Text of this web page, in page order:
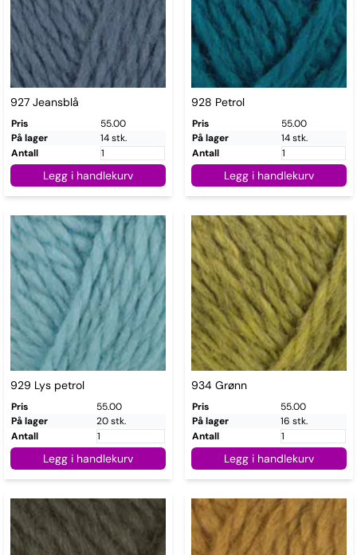
927 Jeansblå
Pris
55.00
På lager
14 stk.
Antall
Legg i handlekurv
928 Petrol
Pris
55.00
På lager
14 stk.
Antall
Legg i handlekurv
929 Lys petrol
Pris
55.00
På lager
20 stk.
Antall
Legg i handlekurv
934 Grønn
Pris
55.00
På lager
16 stk.
Antall
Legg i handlekurv